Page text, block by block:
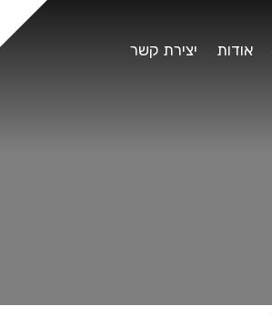
אודות יצירת קשר